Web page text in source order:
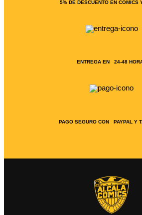
5% DE DESCUENTO EN CÓMICS
ENTREGA EN 24-48
PAGO SEGURO CON PAYPAL Y